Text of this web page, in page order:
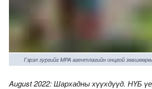
Гэрэл зургийг MPA агентлагийн онцгой
August 2022: Шархадны хүүхдүүд. НҮБ